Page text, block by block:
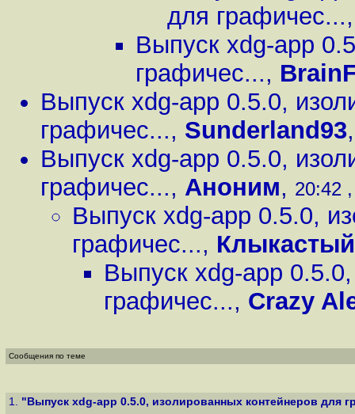
для графичес...
Выпуск xdg-app
графичес...,
Выпуск xdg-app 0.5.0,
графичес..., Sunderland93
Выпуск xdg-app 0.5.0,
графичес..., Аноним, 20:42
Выпуск xdg-app 0.5.0,
графичес..., Клыкастый
Выпуск xdg-app
графичес..., Crazy
Сообщения по теме
1. "Выпуск xdg-app 0.5.0, изолированных контейнеров для